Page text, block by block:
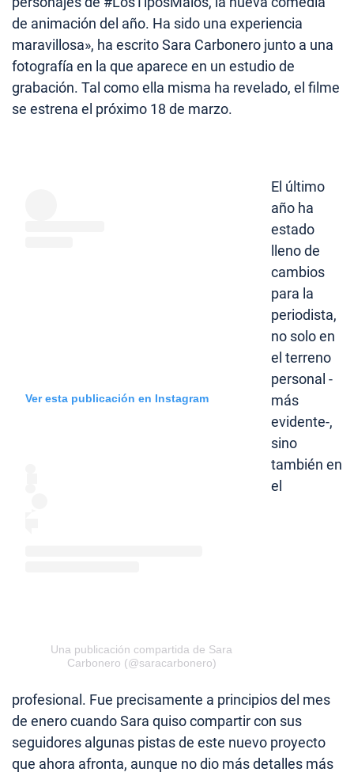
de animación del año. Ha sido una experiencia
maravillosa», ha escrito Sara Carbonero junto a una
fotografía en la que aparece en un estudio de
grabación. Tal como ella misma ha revelado, el filme
se estrena el próximo 18 de marzo.
Ver esta publicación en Instagram
Una publicación compartida de Sara
Carbonero (@saracarbonero)
El último
año ha
estado
lleno de
cambios
para la
periodista,
no solo en
el terreno
personal -
más
evidente-,
sino
también en
el
profesional. Fue precisamente a principios del mes
de enero cuando Sara quiso compartir con sus
seguidores algunas pistas de este nuevo proyecto
que ahora afronta, aunque no dio más detalles más